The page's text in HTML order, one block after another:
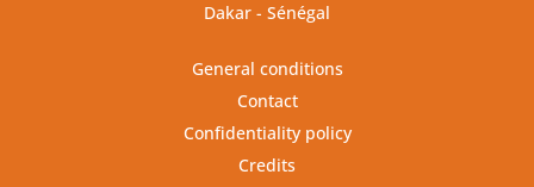
Dakar - Sénégal
General conditions
Contact
Confidentiality policy
Credits